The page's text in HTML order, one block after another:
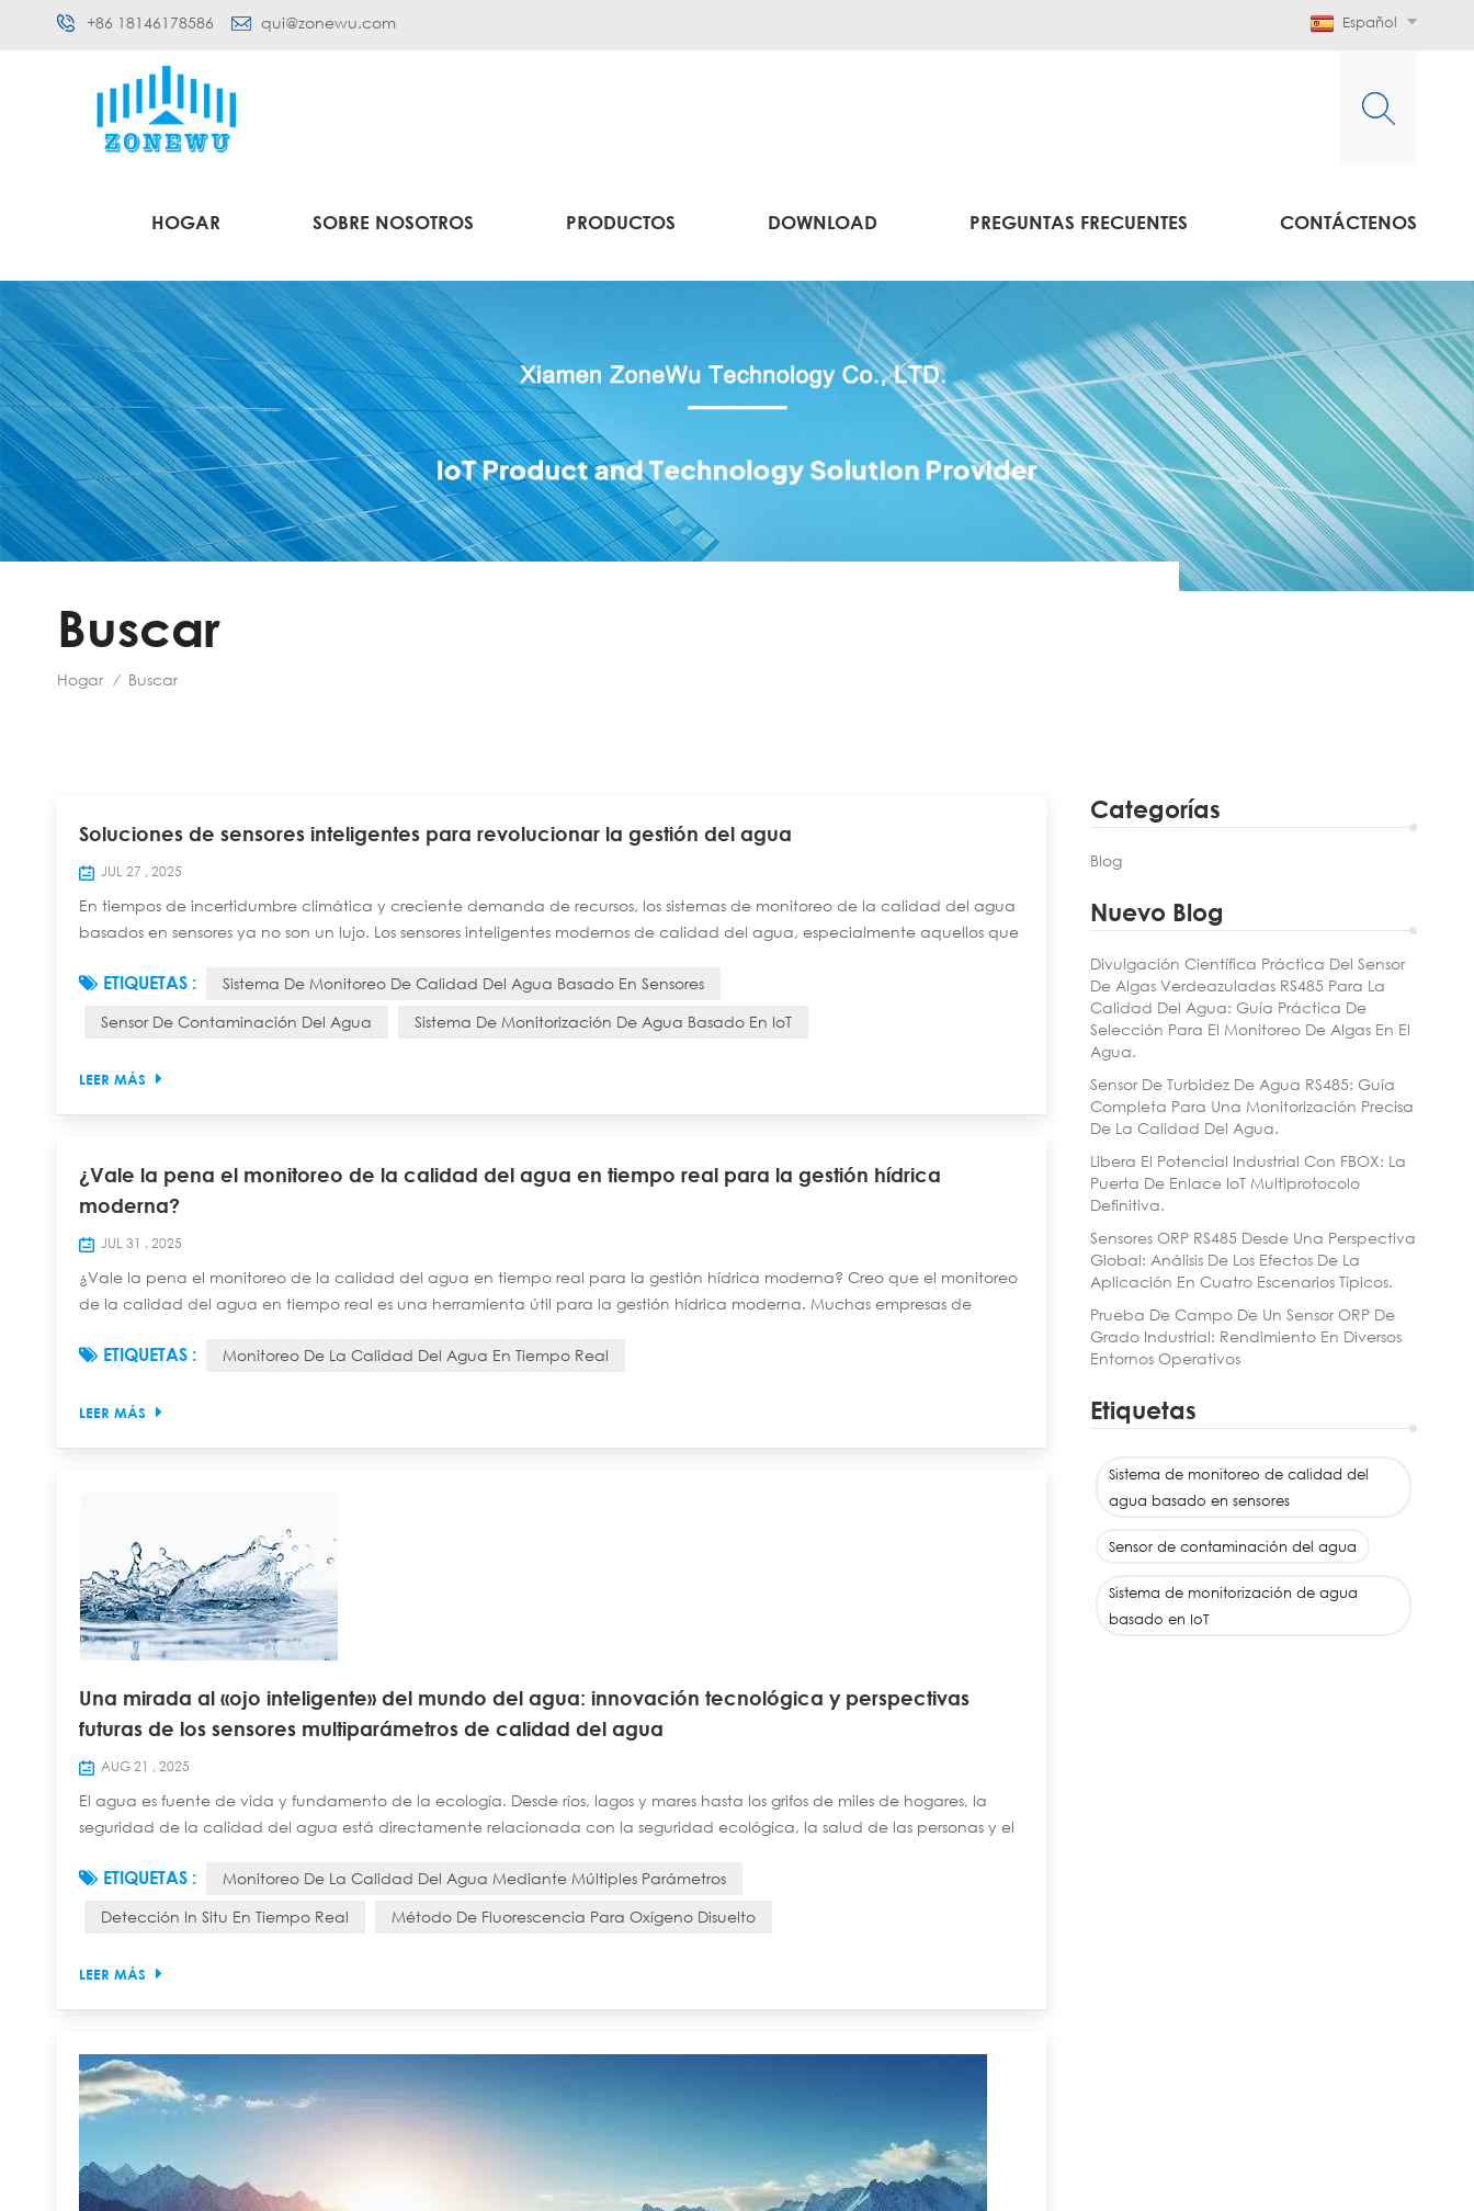
+86 18146178586 qui@zonewu.com Español
HOGAR SOBRE NOSOTROS PRODUCTOS DOWNLOAD PREGUNTAS FRECUENTES CONTÁCTENOS
Buscar
Hogar / Buscar
Categorías
Blog
Nuevo Blog
Divulgación Científica Práctica Del Sensor
De Algas Verdeazuladas RS485 Para La
Calidad Del Agua: Guía Práctica De
Selección Para El Monitoreo De Algas En El
Agua.
Sensor De Turbidez De Agua RS485: Guía
Completa Para Una Monitorización Precisa
De La Calidad Del Agua.
Libera El Potencial Industrial Con FBOX: La
Puerta De Enlace IoT Multiprotocolo
Definitiva.
Sensores ORP RS485 Desde Una Perspectiva
Global: Análisis De Los Efectos De La
Aplicación En Cuatro Escenarios Típicos.
Prueba De Campo De Un Sensor ORP De
Grado Industrial: Rendimiento En Diversos
Entornos Operativos
Etiquetas
Sistema de monitoreo de calidad del
agua basado en sensores
Sensor de contaminación del agua
Sistema de monitorización de agua
basado en IoT
Soluciones de sensores inteligentes para revolucionar la gestión del agua
JUL 27 , 2025
En tiempos de incertidumbre climática y creciente demanda de recursos, los sistemas de monitoreo de la calidad del agua
basados en sensores ya no son un lujo. Los sensores inteligentes modernos de calidad del agua, especialmente aquellos que
salud pública, garantizar el cumplimi...
ETIQUETAS : Sistema De Monitoreo De Calidad Del Agua Basado En Sensores
Sensor De Contaminación Del Agua Sistema De Monitorización De Agua Basado En IoT
LEER MÁS
¿Vale la pena el monitoreo de la calidad del agua en tiempo real para la gestión hídrica
moderna?
JUL 31 , 2025
¿Vale la pena el monitoreo de la calidad del agua en tiempo real para la gestión hídrica moderna? Creo que el monitoreo
de la calidad del agua en tiempo real es una herramienta útil para la gestión hídrica moderna. Muchas empresas de
muestra a continuación: Región Porcentaje de ad...
ETIQUETAS : Monitoreo De La Calidad Del Agua En Tiempo Real
LEER MÁS
Una mirada al «ojo inteligente» del mundo del agua: innovación tecnológica y perspectivas
futuras de los sensores multiparámetros de calidad del agua
AUG 21 , 2025
El agua es fuente de vida y fundamento de la ecología. Desde ríos, lagos y mares hasta los grifos de miles de hogares, la
seguridad de la calidad del agua está directamente relacionada con la seguridad ecológica, la salud de las personas y el
que requería muestreo manual y anál...
ETIQUETAS : Monitoreo De La Calidad Del Agua Mediante Múltiples Parámetros
Detección In Situ En Tiempo Real Método De Fluorescencia Para Oxígeno Disuelto
LEER MÁS